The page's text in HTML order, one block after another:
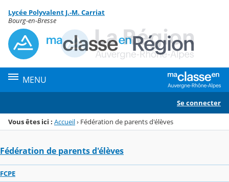
Menu de la rubrique
Contenu
Lycée Polyvalent J.-M. Carriat
Bourg-en-Bresse
MENU
Se connecter
Vous êtes ici : Accueil› Fédération de parents d'élèves
Fédération de parents d'élèves
FCPE